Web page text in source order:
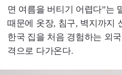
면 여름을 버티기 어렵다”는
때문에 옷장, 침구, 벽지까지
한국 집을 처음 경험하는 외
격으로 다가온다.